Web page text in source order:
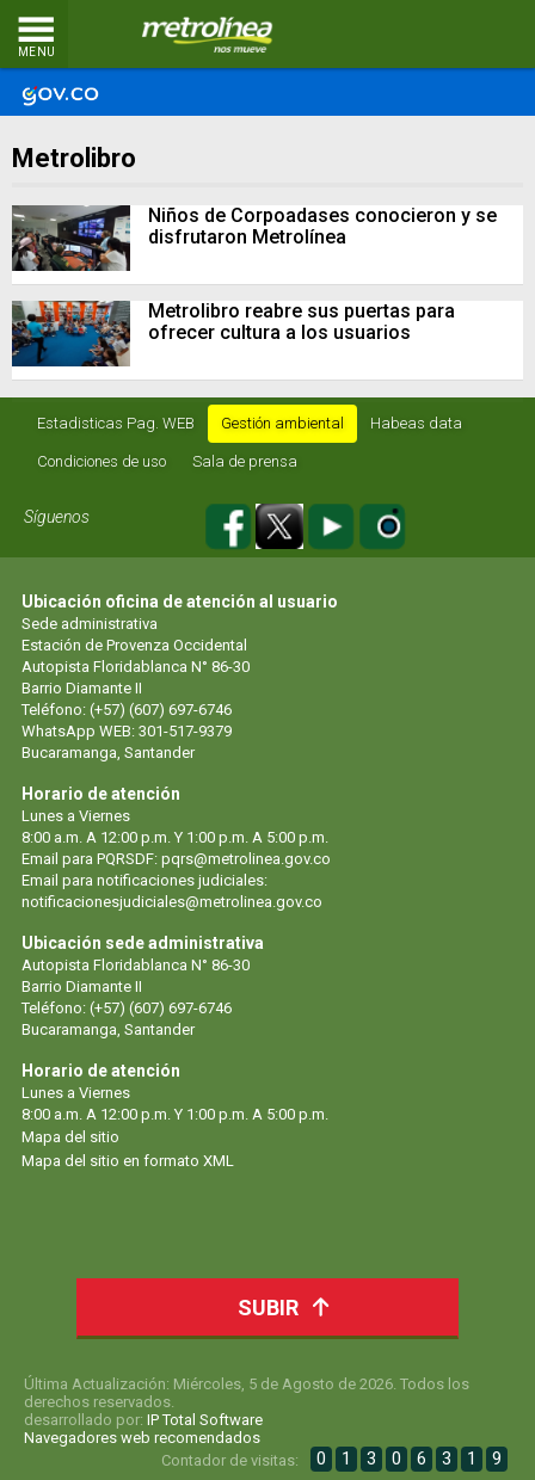
MENU
Metrolibro
Niños de Corpoadases conocieron y se
disfrutaron Metrolínea
Metrolibro reabre sus puertas para
ofrecer cultura a los usuarios
Estadisticas Pag. WEB Gestión ambiental Habeas data
Condiciones de uso Sala de prensa
Síguenos
Ubicación oficina de atención al usuario
Sede administrativa
Estación de Provenza Occidental
Autopista Floridablanca N° 86-30
Barrio Diamante II
Teléfono: (+57) (607) 697-6746
WhatsApp WEB: 301-517-9379
Bucaramanga, Santander
Horario de atención
Lunes a Viernes
8:00 a.m. A 12:00 p.m. Y 1:00 p.m. A 5:00 p.m.
Email para PQRSDF: pqrs@metrolinea.gov.co
Email para notificaciones judiciales:
notificacionesjudiciales@metrolinea.gov.co
Ubicación sede administrativa
Autopista Floridablanca N° 86-30
Barrio Diamante II
Teléfono: (+57) (607) 697-6746
Bucaramanga, Santander
Horario de atención
Lunes a Viernes
8:00 a.m. A 12:00 p.m. Y 1:00 p.m. A 5:00 p.m.
Mapa del sitio
Mapa del sitio en formato XML
SUBIR
Última Actualización: Miércoles, 5 de Agosto de 2026. Todos los
derechos reservados.
desarrollado por: IP Total Software
Navegadores web recomendados
Contador de visitas:
0 1 3 0 6 3 1 9